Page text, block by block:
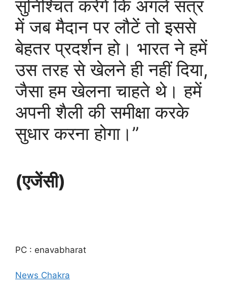
सुनिश्चित करेंगे कि अगले सत्र
में जब मैदान पर लौटें तो इससे
बेहतर प्रदर्शन हो। भारत ने हमें
उस तरह से खेलने ही नहीं दिया,
जैसा हम खेलना चाहते थे। हमें
अपनी शैली की समीक्षा करके
सुधार करना होगा।”
(एजेंसी)
PC : enavabharat
News Chakra